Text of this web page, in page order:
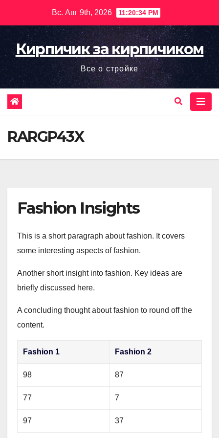
содержимому
Вс. Авг 9th, 2026 11:20:35 PM
Кирпичик за кирпичиком
Все о стройке
RARGP43X
Fashion Insights
This is a short paragraph about fashion. It covers
some interesting aspects of fashion.
Another short insight into fashion. Key ideas are
briefly discussed here.
A concluding thought about fashion to round off the
content.
Fashion 1 Fashion 2
98 87
77 7
97 37